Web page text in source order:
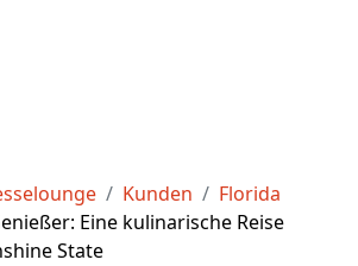
Kunden
Florida
Eine kulinarische Reise
State